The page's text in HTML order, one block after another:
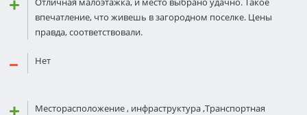
впечатление, что живешь в загородном поселке. Цены
правда, соответствовали.
Нет
Месторасположение , инфраструктура ,Транспортная